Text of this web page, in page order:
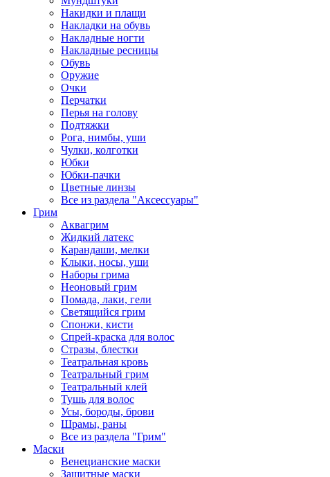
Накидки и плащи
Накладки на обувь
Накладные ногти
Накладные ресницы
Обувь
Оружие
Очки
Перчатки
Перья на голову
Подтяжки
Рога, нимбы, уши
Чулки, колготки
Юбки
Юбки-пачки
Цветные линзы
Все из раздела "Аксессуары"
Грим
Аквагрим
Жидкий латекс
Карандаши, мелки
Клыки, носы, уши
Наборы грима
Неоновый грим
Помада, лаки, гели
Светящийся грим
Спонжи, кисти
Спрей-краска для волос
Стразы, блестки
Театральная кровь
Театральный грим
Театральный клей
Тушь для волос
Усы, бороды, брови
Шрамы, раны
Все из раздела "Грим"
Маски
Венецианские маски
Защитные маски